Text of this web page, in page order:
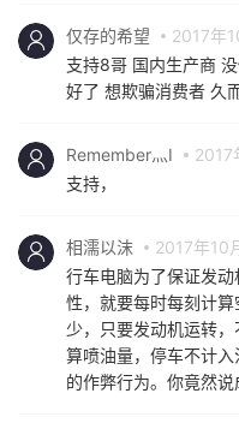
仅存的希望
2017年
支持8哥 国内生产商
好了 想欺骗消费者 久
Remember灬I
2017
支持，
相濡以沫
2017年10
行车电脑为了保证发
性，就要每时每刻计
少，只要发动机运转
算喷油量，停车不计
的作弊行为。你竟然说